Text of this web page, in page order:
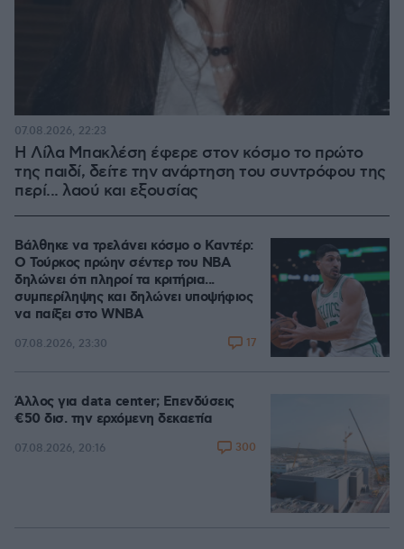
Η Λίλα Μπακλέση έφερε στον κόσμο το πρώτο
της παιδί, δείτε την ανάρτηση του συντρόφου της
περί... λαού και εξουσίας
07.08.2026, 22:23
Βάλθηκε να τρελάνει κόσμο ο Καντέρ:
Ο Τούρκος πρώην σέντερ του NBA
δηλώνει ότι πληροί τα κριτήρια...
συμπερίληψης και δηλώνει υποψήφιος
να παίξει στο WNBA
07.08.2026, 23:30 17
Άλλος για data center; Επενδύσεις
€50 δισ. την ερχόμενη δεκαετία
07.08.2026, 20:16 300